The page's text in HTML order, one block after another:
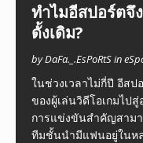
ทำไมอีสปอร์ตจึ
ดั้งเดิม?
by DaFa._.EsPoRtS in
ในช่วงเวลาไม่กี่ปี อีส
ของผู้เล่นวิดีโอเกมไป
การแข่งขันสำคัญสาม
ทีมชั้นนำมีแฟนอยู่ในห